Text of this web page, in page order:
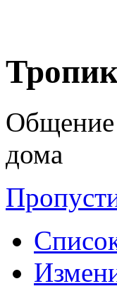
Общение
дома